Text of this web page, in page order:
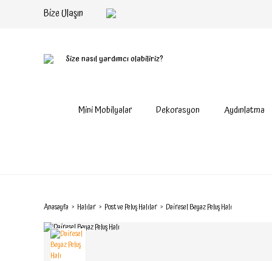
Bize Ulaşın
Size nasıl yardımcı olabiliriz?
Mini Mobilyalar Dekorasyon Aydınlatma
Anasayfa Halılar Post ve Peluş Halılar Dairesel Beyaz Peluş Halı